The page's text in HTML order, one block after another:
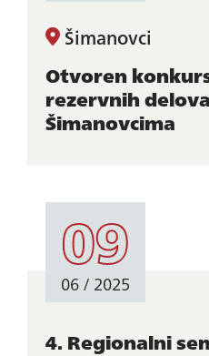
Šimanovci
Otvoren
rezervnih
Šimanovcima
09
06 / 2025
4. Regionalni